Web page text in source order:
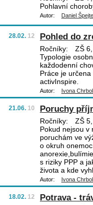
Pohlavní
Autor: Daniel
28.02. 12 Pohled do
Ročníky:
ZŠ
Typologie
každodenní
Práce je
activInspire.
Autor: Ivona
21.06. 10 Poruchy
Ročníky:
ZŠ
Pokud nejsou v
poruchám ve
o okruh
s riziky PPP a
života a kde
Autor: Ivona
18.02. 12 Potrava -